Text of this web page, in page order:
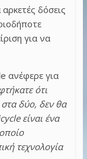
δόσεις
για να
ανέφερε για
ότι
στα δύο, δεν θα
είναι ένα
τεχνολογία